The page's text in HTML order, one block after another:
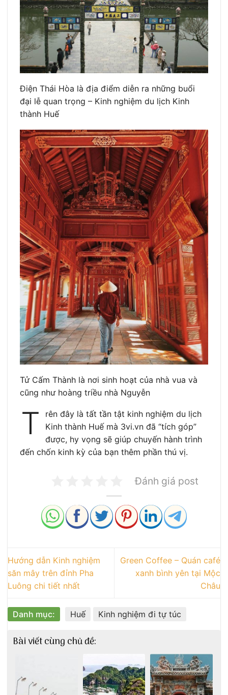
Điện Thái Hòa là địa điểm diễn ra những buổi
đại lễ quan trọng – Kinh nghiệm du lịch Kinh
thành Huế
Tử Cấm Thành là nơi sinh hoạt của nhà vua và
cũng như hoàng triều nhà Nguyễn
T
rên đây là tất tần tật kinh nghiệm du lịch
Kinh thành Huế mà 3vi.vn đã “tích góp”
được, hy vọng sẽ giúp chuyến hành trình
đến chốn kinh kỳ của bạn thêm phần thú vị.
Đánh giá post
Hướng dẫn Kinh nghiệm
săn mây trên đỉnh Pha
Luông chi tiết nhất
Green Coffee – Quán café
xanh bình yên tại Mộc
Châu
Danh mục: Huế Kinh nghiệm đi tự túc
Bài viết cùng chủ đề: